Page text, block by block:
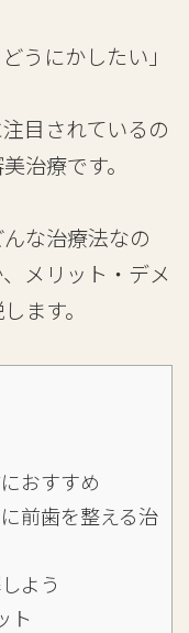
うにかしたい」
目されているの
治療です。
な治療法なの
メリット・デメ
ます。
おすすめ
前歯を整える治
よう
ト